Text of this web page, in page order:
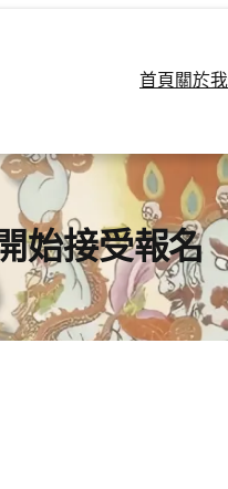
首頁 關於
始接受報名